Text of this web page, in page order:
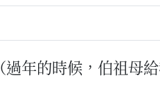
（過年的時候，伯祖母